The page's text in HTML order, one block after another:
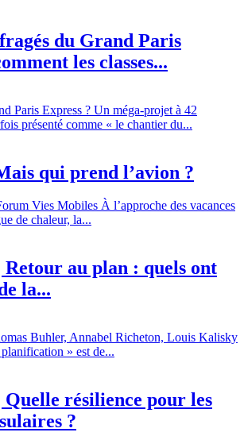
du Grand Paris
les classes...
Paris Express ? Un méga-projet à 42
présenté comme « le chantier du...
qui prend l’avion ?
Vies Mobiles À l’approche des vacances
de chaleur, la...
Retour au plan : quels ont
la...
Buhler, Annabel Richeton, Louis Kalisky
» est de...
Quelle résilience pour les
?